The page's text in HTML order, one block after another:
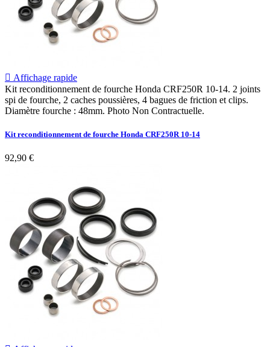
 Affichage rapide
Kit reconditionnement de fourche Honda CRF250R 10-14. 2 joints
spi de fourche, 2 caches poussières, 4 bagues de friction et clips.
Diamètre fourche : 48mm. Photo Non Contractuelle.
Kit reconditionnement de fourche Honda CRF250R 10-14
92,90 €